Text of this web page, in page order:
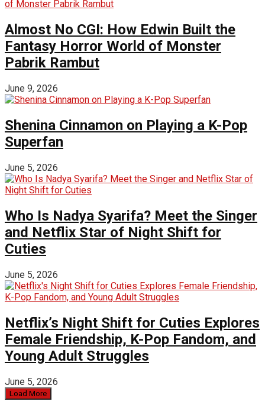
Almost No CGI: How Edwin Built the
Fantasy Horror World of Monster
Pabrik Rambut
June 9, 2026
Shenina Cinnamon on Playing a K-Pop
Superfan
June 5, 2026
Who Is Nadya Syarifa? Meet the Singer
and Netflix Star of Night Shift for
Cuties
June 5, 2026
Netflix’s Night Shift for Cuties Explores
Female Friendship, K-Pop Fandom, and
Young Adult Struggles
June 5, 2026
Load More